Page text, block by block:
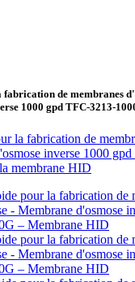
de membranes
1000 gpd TFC-3213-